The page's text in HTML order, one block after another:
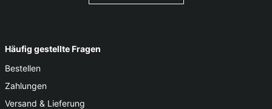
Häufig gestellte Fragen
Bestellen
Zahlungen
Versand & Lieferung